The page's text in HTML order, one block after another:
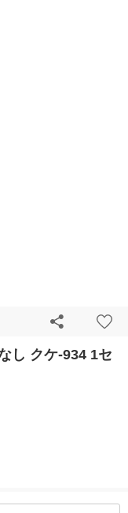
し クケ-934 1セ